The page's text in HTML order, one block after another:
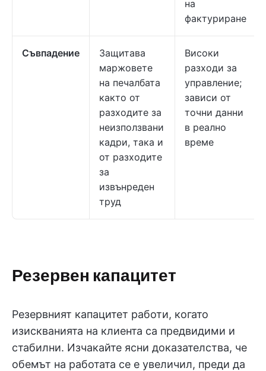
на
фактуриране
Съвпадение
Защитава
маржовете
на печалбата
както от
разходите за
неизползвани
кадри, така и
от разходите
за
извънреден
труд
Високи
разходи за
управление;
зависи от
точни данни
в реално
време
Резервен капацитет
Резервният капацитет работи, когато
изискванията на клиента са предвидими и
стабилни. Изчакайте ясни доказателства, че
обемът на работата се е увеличил, преди да